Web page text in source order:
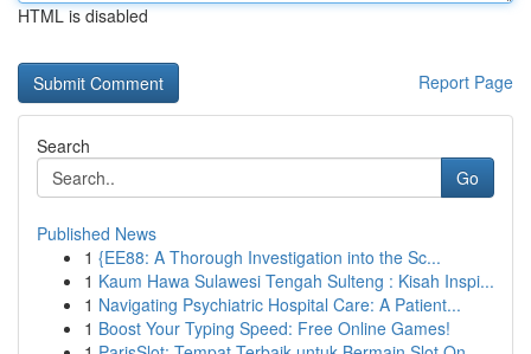
HTML is disabled
Report Page
Search
Go
Published News
1 {EE88: A Thorough Investigation into the Sc...
1 Kaum Hawa Sulawesi Tengah Sulteng : Kisah Inspi...
1 Navigating Psychiatric Hospital Care: A Patient...
1 Boost Your Typing Speed: Free Online Games!